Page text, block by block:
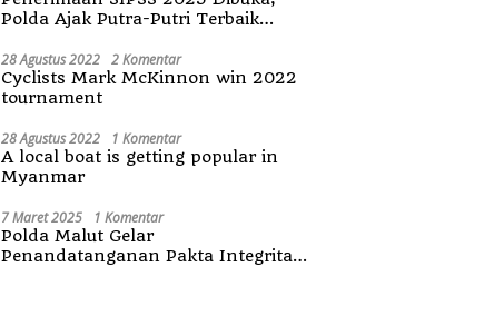
Polda Ajak Putra-Putri Terbaik
28 Agustus 2022 2 Komentar
Cyclists Mark McKinnon win 2022
tournament
28 Agustus 2022 1 Komentar
A local boat is getting popular in
Myanmar
7 Maret 2025 1 Komentar
Polda Malut Gelar
Penandatanganan Pakta Integritas